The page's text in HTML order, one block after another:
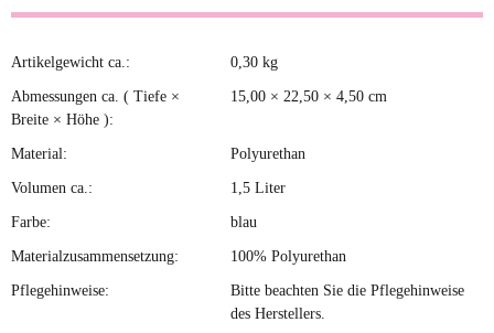
Produkteigenschaft
Wert
Artikelgewicht ca.: 0,30 kg
Abmessungen ca. ( Tiefe ×
Breite × Höhe ):
15,00 × 22,50 × 4,50 cm
Material: Polyurethan
Volumen ca.: 1,5 Liter
Farbe: blau
Materialzusammensetzung: 100% Polyurethan
Pflegehinweise:
Bitte beachten Sie die Pflegehinweise
des Herstellers.